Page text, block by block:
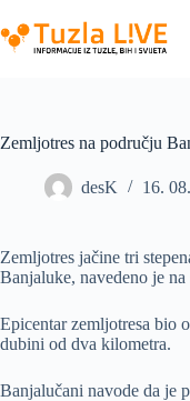
to
content
Zemljotres na području
desK 16.
Zemljotres jačine tri
Banjaluke, navedeno je
Epicentar zemljotresa bio
dubini od dva kilometra.
Banjalučani navode da je